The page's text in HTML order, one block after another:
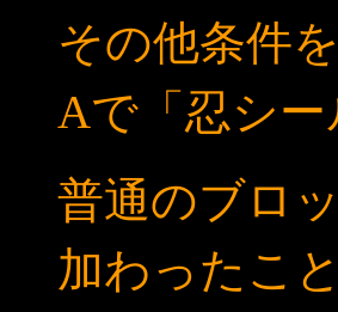
その他条件
Aで「忍シ
普通のブロ
加わったこ